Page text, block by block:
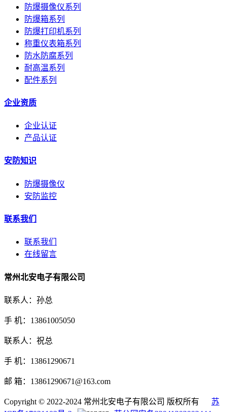
防爆摄像仪系列
防爆箱系列
防爆打印机系列
称重仪表箱系列
防水防腐系列
耐高温系列
配件系列
企业资质
企业认证
产品认证
安防知识
防爆摄像仪
安防监控
联系我们
联系我们
在线留言
常州北安电子有限公司
联系人：孙总
手 机：13861005050
联系人：祝总
手 机：13861290671
邮 箱：13861290671@163.com
Copyright © 2022-2024 常州北安电子有限公司 版权所有 苏